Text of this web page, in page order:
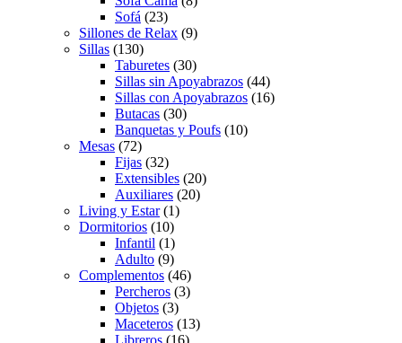
Sofá (23)
Sillones de Relax (9)
Sillas (130)
Taburetes (30)
Sillas sin Apoyabrazos (44)
Sillas con Apoyabrazos (16)
Butacas (30)
Banquetas y Poufs (10)
Mesas (72)
Fijas (32)
Extensibles (20)
Auxiliares (20)
Living y Estar(1)
Dormitorios (10)
Infantil (1)
Adulto (9)
Complementos (46)
Percheros (3)
Objetos (3)
Maceteros (13)
Libreros (16)